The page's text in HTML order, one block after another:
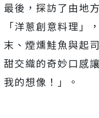
最後，探訪了由地
「洋蔥創意料理」
末、煙燻鮭魚與起
甜交織的奇妙口感
我的想像！」。